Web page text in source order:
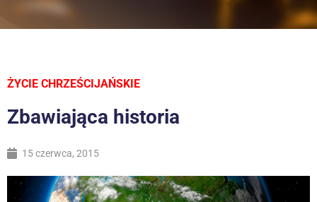
ŻYCIE CHRZEŚCIJAŃSKIE
Zbawiająca historia
15 czerwca, 2015